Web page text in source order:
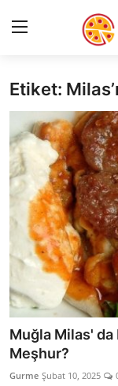
AnaSayfa
Gizlilik
Rüya Tabirleri
Diyet & Sağlıklı
İletişim
Şehirler
Helal Gıda &
Gıda Güvenliği &
Kalori & Diyet
Etiket:
Muğla Milas' da
Meşhur?
Gurme Şubat 10, 2025